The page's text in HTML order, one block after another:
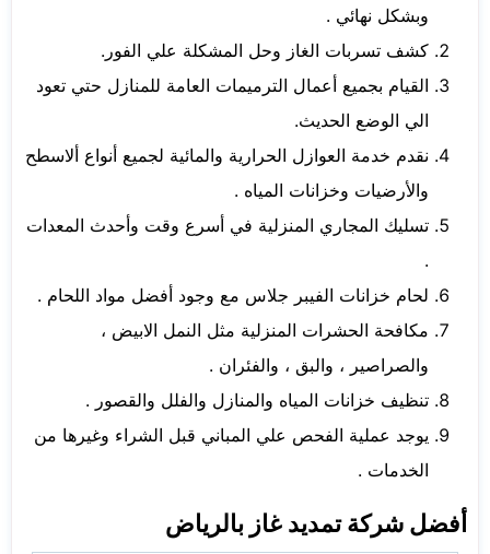
وبشكل نهائي .
كشف تسربات الغاز وحل المشكلة علي الفور.
القيام بجميع أعمال الترميمات العامة للمنازل حتي تعود
الي الوضع الحديث.
نقدم خدمة العوازل الحرارية والمائية لجميع أنواع ألاسطح
والأرضيات وخزانات المياه .
تسليك المجاري المنزلية في أسرع وقت وأحدث المعدات
.
لحام خزانات الفيبر جلاس مع وجود أفضل مواد اللحام .
مكافحة الحشرات المنزلية مثل النمل الابيض ،
والصراصير ، والبق ، والفئران .
تنظيف خزانات المياه والمنازل والفلل والقصور .
يوجد عملية الفحص علي المباني قبل الشراء وغيرها من
الخدمات .
أفضل شركة تمديد غاز بالرياض